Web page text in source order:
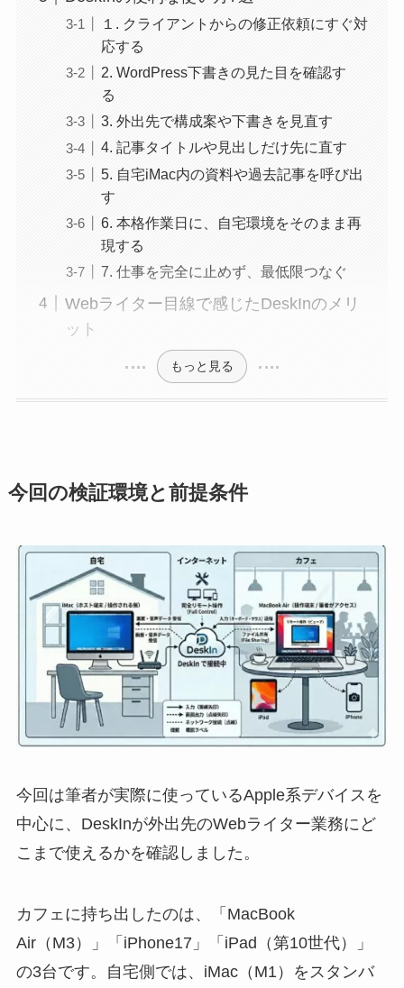
１. クライアントからの修正依頼にすぐ対
応する
2. WordPress下書きの見た目を確認す
る
3. 外出先で構成案や下書きを見直す
4. 記事タイトルや見出しだけ先に直す
5. 自宅iMac内の資料や過去記事を呼び出
す
6. 本格作業日に、自宅環境をそのまま再
現する
7. 仕事を完全に止めず、最低限つなぐ
Webライター目線で感じたDeskInのメリ
ット
もっと見る
今回の検証環境と前提条件
今回は筆者が実際に使っているApple系デバイスを
中心に、DeskInが外出先のWebライター業務にど
こまで使えるかを確認しました。
カフェに持ち出したのは、「MacBook
Air（M3）」「iPhone17」「iPad（第10世代）」
の3台です。自宅側では、iMac（M1）をスタンバ